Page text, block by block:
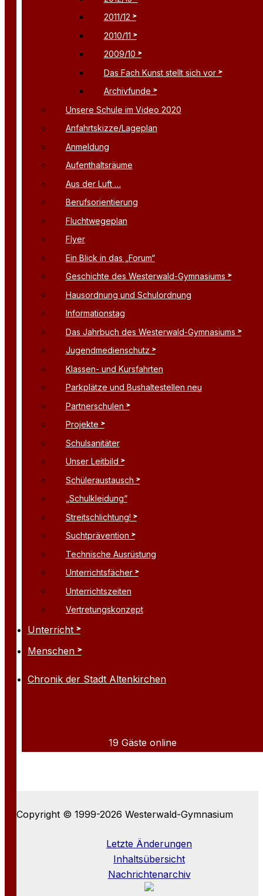
2011/12
2010/11
2009/10
Das Fach Kunst stellt sich vor
Archivfunde
Unsere Schule im Video 2020
Anfahrtskizze/Lageplan
Anmeldung
Aufenthaltsräume
Aus der Luft …
Berufsorientierung
Fluchtwegeplan
Flyer
Ein Blick in das „Forum“
Geschichte des Westerwald-Gymnasiums
Hausordnung und Schulordnung
Informationstag
Das Jahrbuch des Westerwald-Gymnasiums
Jugendmedienschutz
Klassen- und Kursfahrten
Parkplätze und Bushaltestellen neu
Partnerschulen
Projekte
Schulsanitäter
Unser Leitbild
Schüleraustausch
„Schulkleidung“
Streitschlichtung!
Suchtprävention
Technische Ausrüstung
Unterrichtsfächer
Unterrichtszeiten
Vertretungskonzept
Unterricht
Menschen
Chronik der Stadt Altenkirchen
19 Gäste online
Copyright © 1999-2026 Westerwald-Gymnasium
Letzte Änderungen
Inhaltsübersicht
Nachrichtenarchiv